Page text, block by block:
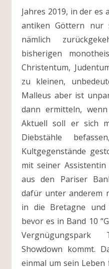
Jahres 2019, in der es auf der Erde plötzlich von
antiken Göttern nur
nämlich
bisherigen
Christentum,
zu kleinen,
Malleus aber ist
dann ermitteln,
Aktuell soll er sich
Diebstähle
Kultgegenstände
mit seiner
aus den Pariser
dafür unter anderem
in die Bretagne und
bevor es in Band 10
Showdown kommt.
einmal um sein